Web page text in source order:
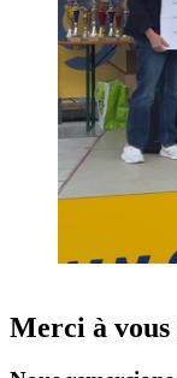
Merci à vous